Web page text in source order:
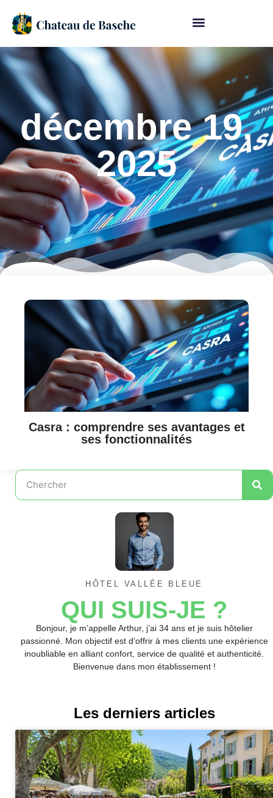
décembre 19,
2025
Casra : comprendre ses avantages et
ses fonctionnalités
HÔTEL VALLÉE BLEUE
QUI SUIS-JE ?
Bonjour, je m’appelle Arthur, j’ai 34 ans et je suis hôtelier
passionné. Mon objectif est d’offrir à mes clients une expérience
inoubliable en alliant confort, service de qualité et authenticité.
Bienvenue dans mon établissement !
Les derniers articles